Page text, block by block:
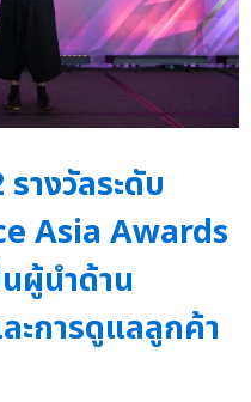
างวัลระดับ
Asia Awards
ผู้นำด้าน
ะการดูแลลูกค้า